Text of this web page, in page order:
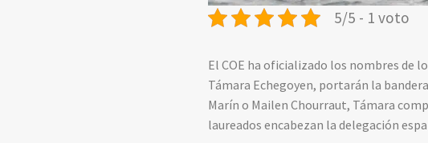
5/5 - 1 voto
El COE ha oficializado los nombres de
Támara Echegoyen, portarán la
Marín o Mailen Chourraut, Támara
laureados encabezan la delegación